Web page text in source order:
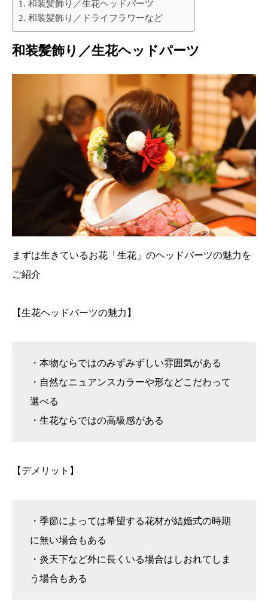
和装髪飾り／生花ヘッドパーツ
和装髪飾り／ドライフラワーなど
和装髪飾り／生花ヘッドパーツ
まずは生きているお花「生花」のヘッドパーツの魅力を
ご紹介
【生花ヘッドパーツの魅力】
・本物ならではのみずみずしい雰囲気がある
・自然なニュアンスカラーや形などこだわって
選べる
・生花ならではの高級感がある
【デメリット】
・季節によっては希望する花材が結婚式の時期
に無い場合もある
・炎天下など外に長くいる場合はしおれてしま
う場合もある